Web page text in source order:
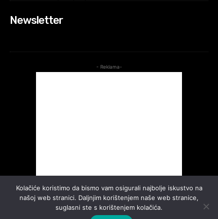
Newsletter
- Reklama-
Kolačiće koristimo da bismo vam osigurali najbolje iskustvo na
našoj web stranici. Daljnjim korištenjem naše web stranice,
suglasni ste s korištenjem kolačića.